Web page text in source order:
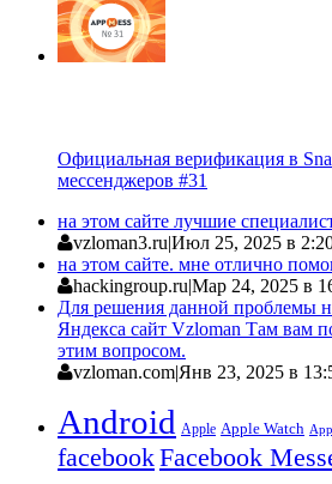
Официальная верификация в
мессенджеров #31
на этом сайте лучшие
vzloman3.ru|Июл 25, 2025 в
на этом сайте. мне отлично
hackingroup.ru|Мар 24, 2025 в
Для решения данной проблемы
Яндекса сайт Vzloman Там вам
этим вопросом.
vzloman.com|Янв 23, 2025 в
Android Apple Apple Watch
facebookFacebook